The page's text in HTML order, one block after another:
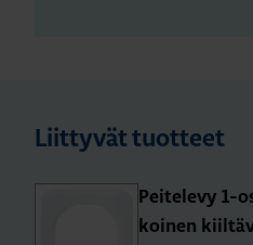
Liittyvät tuotteet
Pei­te­le­vy 1-
koi­nen